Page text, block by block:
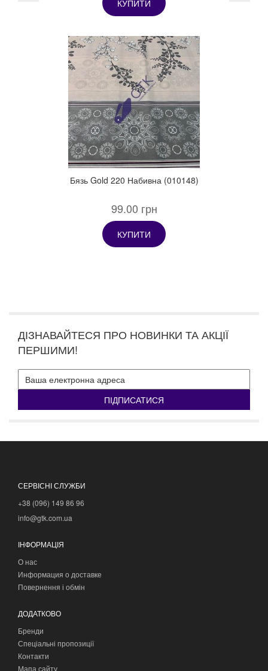
КУПИТИ
Бязь Gold 220 Набивна (010148)
99.00 грн
КУПИТИ
ДІЗНАВАЙТЕСЯ ПРО НОВИНКИ ТА АКЦІЇ
ПЕРШИМИ!
ПІДПИСАТИСЯ
СЕРВІСНІ СЛУЖБИ
+38 (096) 149 86 96
info@gtk.com.ua
ІНФОРМАЦІЯ
О нас
Информация о доставке
Повернення і обмін
ДОДАТКОВО
Бренди
Спеціальні пропозиції
Контакти
Мапа сайту